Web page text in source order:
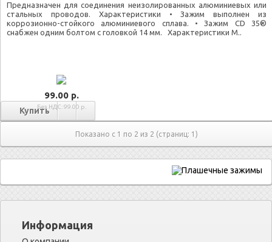
Предназначен для соединения неизолированных алюминиевых или
стальных проводов. Характеристики • Зажим выполнен из
коррозионно-стойкого алюминиевого сплава. • Зажим CD 35®
снабжен одним болтом с головкой 14 мм. Характеристики М..
99.00 р.
Без НДС: 99.00 р.
Показано с 1 по 2 из 2 (страниц: 1)
Информация